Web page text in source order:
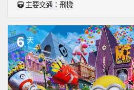
主要交通：飛機
6 天